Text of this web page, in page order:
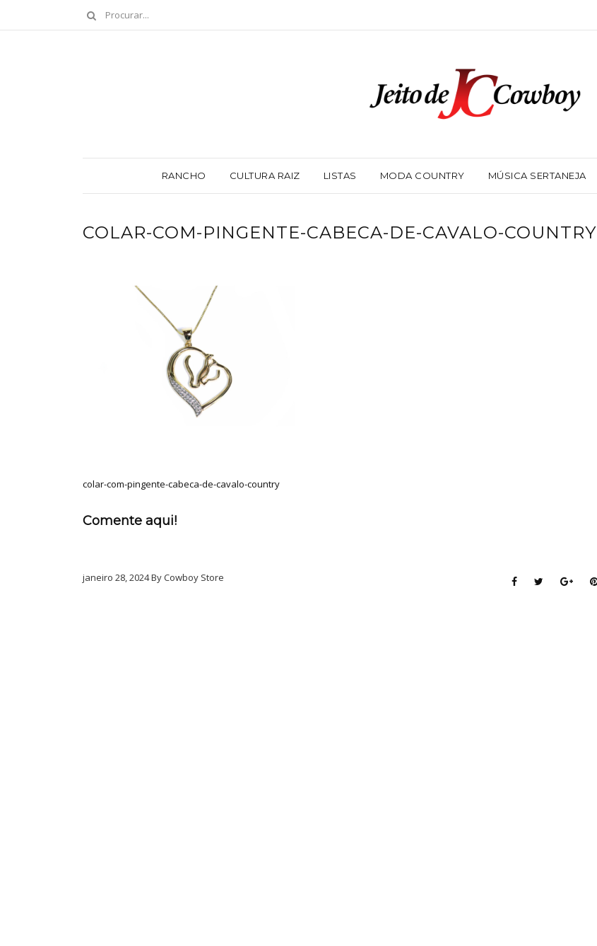
RANCHO CULTURA RAIZ LISTAS MODA COUNTRY MÚSICA SERTANEJA
COLAR-COM-PINGENTE-CABECA-DE-CAVALO-COUNTRY
colar-com-pingente-cabeca-de-cavalo-country
Comente aqui!
janeiro 28, 2024 By Cowboy Store